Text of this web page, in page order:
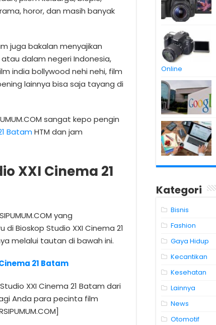
horor, dan masih banyak
juga bakalan menyajikan
dalam negeri Indonesia,
india bollywood nehi nehi, film
lainnya bisa saja tayang di
sangat kepo pengin
BatamHTM dan jam
XXI Cinema 21
yang
Bioskop Studio XXI Cinema 21
melalui tautan di bawah ini.
21 Batam
XXI Cinema 21 Batam dari
Anda para pecinta film
Online
Kategori
Bisnis
Fashion
Gaya Hidup
Kecantikan
Kesehatan
Lainnya
News
Otomotif